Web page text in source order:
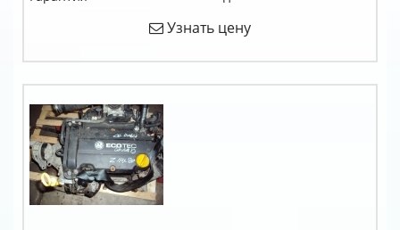
Узнать цену